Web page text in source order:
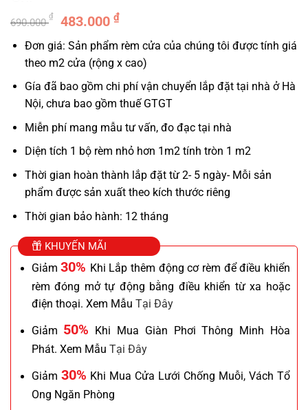
690.000
₫
Giá
gốc
là:
690.000 ₫.
483.000 ₫Giá
hiện
tại
là:
483.000 ₫.
Đơn giá: Sản phẩm rèm cửa của chúng tôi được tính giá
theo m2 cửa (rộng x cao)
Gía đã bao gồm chi phí vận chuyển lắp đặt tại nhà ở Hà
Nội, chưa bao gồm thuế GTGT
Miễn phí mang mẫu tư vấn, đo đạc tại nhà
Diện tích 1 bộ rèm nhỏ hơn 1m2 tính tròn 1 m2
Thời gian hoàn thành lắp đặt từ 2- 5 ngày- Mỗi sản
phẩm được sản xuất theo kích thước riêng
Thời gian bảo hành: 12 tháng
KHUYẾN MÃI
Giảm30% Khi Lắp thêm động cơ rèm để điều khiển
rèm đóng mở tự động bằng điều khiển từ xa hoặc
điện thoại. Xem Mẫu Tại Đây
Giảm 50% Khi Mua Giàn Phơi Thông Minh Hòa
Phát. Xem Mẫu Tại Đây
Giảm 30% Khi Mua Cửa Lưới Chống Muỗi, Vách Tổ
Ong Ngăn Phòng